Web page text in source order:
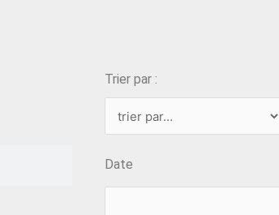
Trier par :
Date